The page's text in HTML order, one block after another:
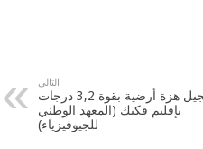
التالي
تسجيل هزة أرضية بقوة 3,2 درجات
بإقليم فكيك (المعهد الوطني
للجيوفيزياء)